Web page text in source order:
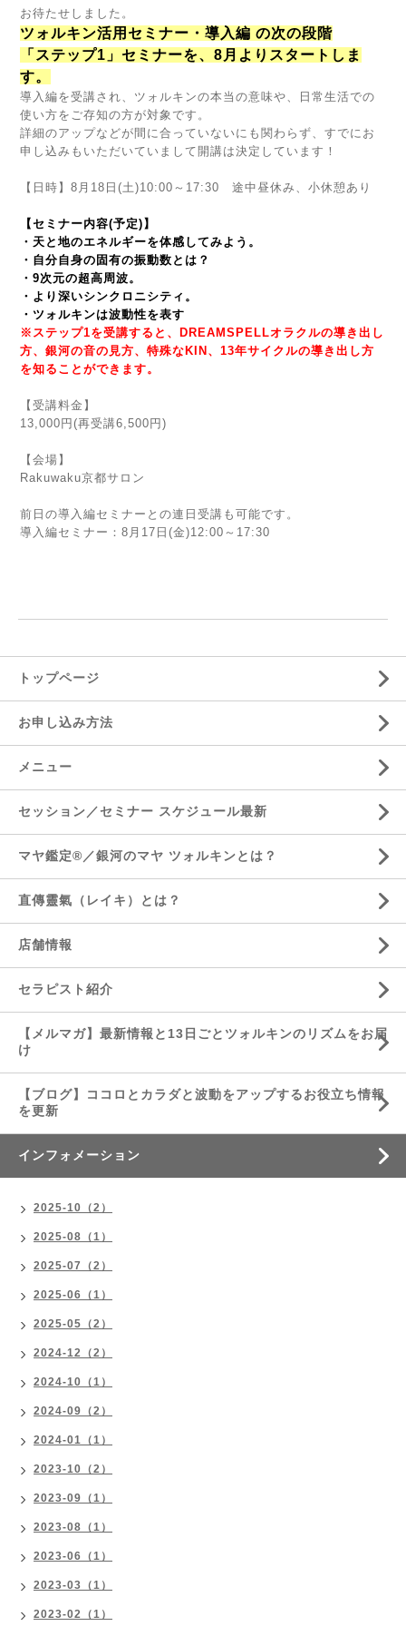
お待たせしました。
ツォルキン活用セミナー・導入編 の次の段階
「ステップ1」セミナーを、8月よりスタートしま
す。
導入編を受講され、ツォルキンの本当の意味や、日常生活での
使い方をご存知の方が対象です。
詳細のアップなどが間に合っていないにも関わらず、すでにお
申し込みもいただいていまして開講は決定しています！
【日時】8月18日(土)10:00～17:30 途中昼休み、小休憩あり
【セミナー内容(予定)】
・天と地のエネルギーを体感してみよう。
・自分自身の固有の振動数とは？
・9次元の超高周波。
・より深いシンクロニシティ。
・ツォルキンは波動性を表す
※ステップ1を受講すると、DREAMSPELLオラクルの導き出し
方、銀河の音の見方、特殊なKIN、13年サイクルの導き出し方
を知ることができます。
【受講料金】
13,000円(再受講6,500円)
【会場】
Rakuwaku京都サロン
前日の導入編セミナーとの連日受講も可能です。
導入編セミナー：8月17日(金)12:00～17:30
トップページ
お申し込み方法
メニュー
セッション／セミナー スケジュール最新
マヤ鑑定®／銀河のマヤ ツォルキンとは？
直傳靈氣（レイキ）とは？
店舗情報
セラピスト紹介
【メルマガ】最新情報と13日ごとツォルキンのリズムをお届
け
【ブログ】ココロとカラダと波動をアップするお役立ち情報
を更新
インフォメーション
2025-10（2）
2025-08（1）
2025-07（2）
2025-06（1）
2025-05（2）
2024-12（2）
2024-10（1）
2024-09（2）
2024-01（1）
2023-10（2）
2023-09（1）
2023-08（1）
2023-06（1）
2023-03（1）
2023-02（1）